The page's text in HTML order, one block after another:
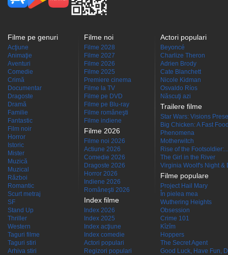
Filme pe genuri
Acţiune
Animaţie
Aventuri
Comedie
Crimă
Documentar
Dragoste
Dramă
Familie
Fantastic
Film noir
Horror
Istoric
Mister
Muzică
Muzical
Război
Romantic
Scurt metraj
SF
Stand Up
Thriller
Western
Taguri filme
Taguri stiri
Arhiva stiri
Filme noi
Filme 2028
Filme 2027
Filme 2026
Filme 2025
Premiere cinema
Filme la TV
Filme pe DVD
Filme pe Blu-ray
Filme româneşti
Filme indiene
Filme 2026
Filme noi 2026
Actiune 2026
Comedie 2026
Dragoste 2026
Horror 2026
Indiene 2026
Româneşti 2026
Index filme
Index 2026
Index 2025
Index acţiune
Index comedie
Actori populari
Regizori populari
Actori populari
Beyoncé
Charlize Theron
Adrien Brody
Cate Blanchett
Nicole Kidman
Osvaldo Ríos
Născuţi azi
Trailere filme
Star Wars: Visions
Big Chicken: A Fast
Phenomena
Motherwitch
Rise of the Footsoldier:...
The Girl in the River
Virginia Woolf's Night &
Filme populare
Project Hail Mary
În pielea mea
Wuthering Heights
Obsession
Crime 101
Kîzîm
Hoppers
The Secret Agent
Good Luck, Have Fun,